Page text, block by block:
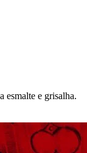
esmalte e grisalha.